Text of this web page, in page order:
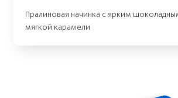
Пралиновая начинка с ярким
мягкой карамели